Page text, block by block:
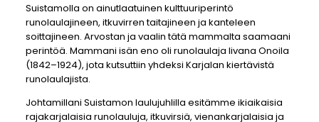
Suistamolla on ainutlaatuinen kulttuuriperintö
runolaulajineen, itkuvirren taitajineen ja kanteleen
soittajineen. Arvostan ja vaalin tätä mammalta saamaani
perintöä. Mammani isän eno oli runolaulaja Iivana Onoila
(1842–1924), jota kutsuttiin yhdeksi Karjalan kiertävistä
runolaulajista.
Johtamillani Suistamon laulujuhlilla esitämme ikiaikaisia
rajakarjalaisia runolauluja, itkuvirsiä, vienankarjalaisia ja